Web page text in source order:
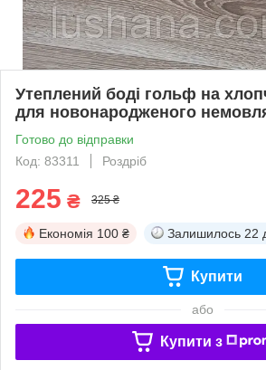
Утеплений боді гольф на
для новонародженого
Готово до відправки
Код: 83311
Роздріб
225 ₴ 325 ₴
Економія 100 ₴ Залишилось 22
Купити
або
Купити з